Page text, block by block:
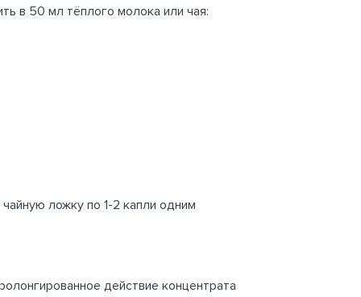
в 50 мл тёплого молока или чая:
ложку по 1-2 капли одним
действие концентрата